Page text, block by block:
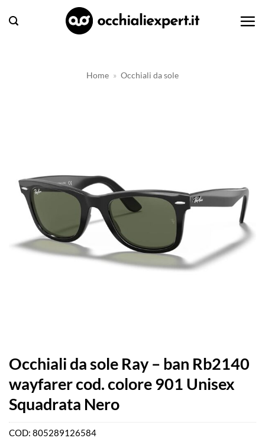
Home » Occhiali da sole
Occhiali da sole Ray – ban Rb2140
wayfarer cod. colore 901 Unisex
Squadrata Nero
COD: 805289126584